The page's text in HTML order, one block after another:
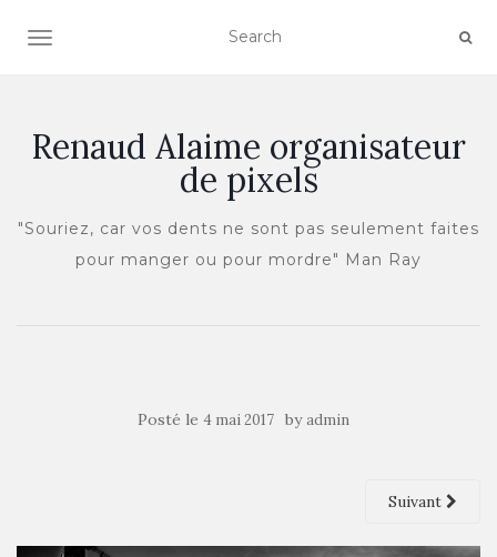
OUVRIR/FERMER LA NAVIGATION
Renaud Alaime organisateur
de pixels
"Souriez, car vos dents ne sont pas seulement faites
pour manger ou pour mordre" Man Ray
Posté le 4 mai 2017 byadmin
Suivant